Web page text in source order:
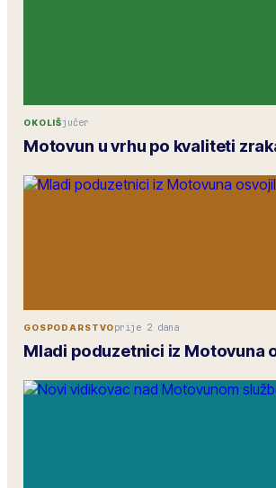
OKOLIŠjučer
Motovun u vrhu po kvaliteti
GOSPODARSTVOprije 2 dana
Mladi poduzetnici iz Motovuna